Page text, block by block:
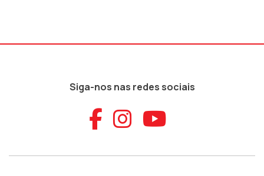
Siga-nos nas redes sociais
Aceder ao
Aceder ao
Aceder